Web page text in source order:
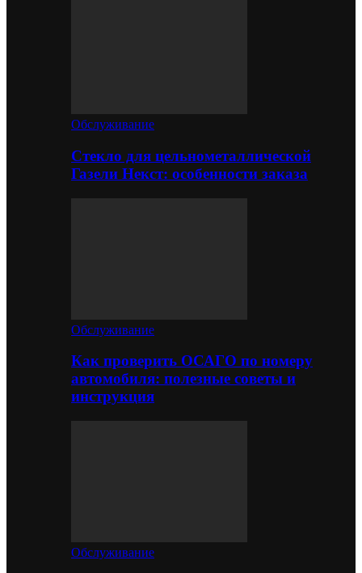
Обслуживание
Стекло для цельнометаллической
Газели Некст: особенности заказа
Обслуживание
Как проверить ОСАГО по номеру
автомобиля: полезные советы и
инструкция
Обслуживание